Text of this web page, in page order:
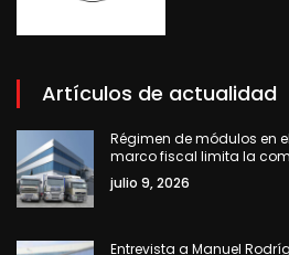
Artículos de actualidad
Régimen de módulos en
marco fiscal limita la
julio 9, 2026
Entrevista a Manuel